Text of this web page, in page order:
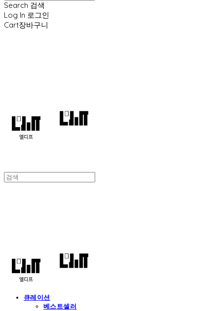
Search 검색
Log In 로그인
Cart장바구니
큐레이션
베스트셀러